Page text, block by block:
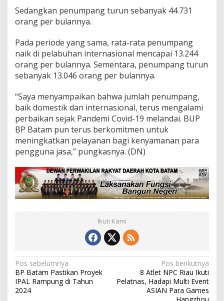
e
k
p
a
n
g
Sedangkan penumpang turun sebanyak 44.731
orang per bulannya.
Pada periode yang sama, rata-rata penumpang
naik di pelabuhan internasional mencapai 13.244
orang per bulannya. Sementara, penumpang turun
sebanyak 13.046 orang per bulannya.
“Saya menyampaikan bahwa jumlah penumpang,
baik domestik dan internasional, terus mengalami
perbaikan sejak Pandemi Covid-19 melandai. BUP
BP Batam pun terus berkomitmen untuk
meningkatkan pelayanan bagi kenyamanan para
pengguna jasa,” pungkasnya. (DN)
Ikuti Kami
N
a
v
Pos sebelumnya
BP Batam Pastikan Proyek
IPAL Rampung di Tahun
2024
Pos berikutnya
8 Atlet NPC Riau Ikuti
Pelatnas, Hadapi Multi Event
ASIAN Para Games